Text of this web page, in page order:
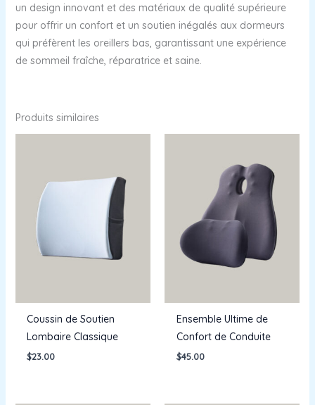
un design innovant et des matériaux de qualité supérieure
pour offrir un confort et un soutien inégalés aux dormeurs
qui préfèrent les oreillers bas, garantissant une expérience
de sommeil fraîche, réparatrice et saine.
Produits similaires
Coussin de Soutien
Lombaire Classique
$23.00
Ensemble Ultime de
Confort de Conduite
$45.00